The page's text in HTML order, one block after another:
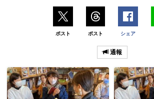
ポスト ポスト シェア
通報